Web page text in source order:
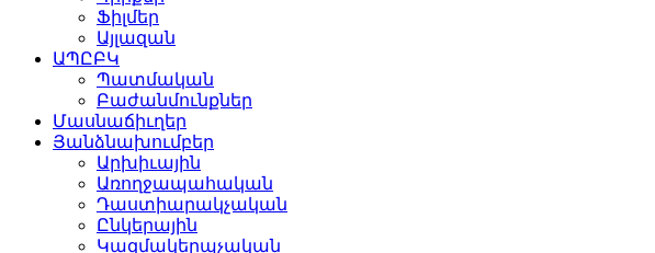
Ֆիլմեր
Այլազան
ԱՊԸԲԿ
Պատմական
Բաժանմունքներ
Մասնաճիւղեր
Յանձնախումբեր
Արխիւային
Առողջապահական
Դաստիարակչական
Ընկերային
Կազմակերպչական